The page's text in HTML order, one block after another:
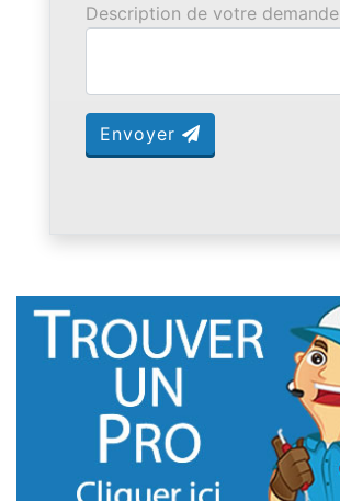
Description de votre demande
Envoyer